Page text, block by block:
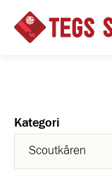
Kategori